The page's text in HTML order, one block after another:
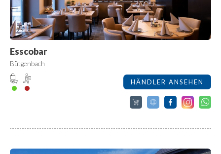
Esscobar
Bütgenbach
HÄNDLER ANSEHEN